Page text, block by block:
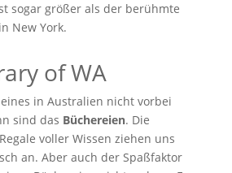
sogar größer als der berühmte
New York.
of WA
in Australien nicht vorbei
sind das Büchereien. Die
voller Wissen ziehen uns
an. Aber auch der Spaßfaktor